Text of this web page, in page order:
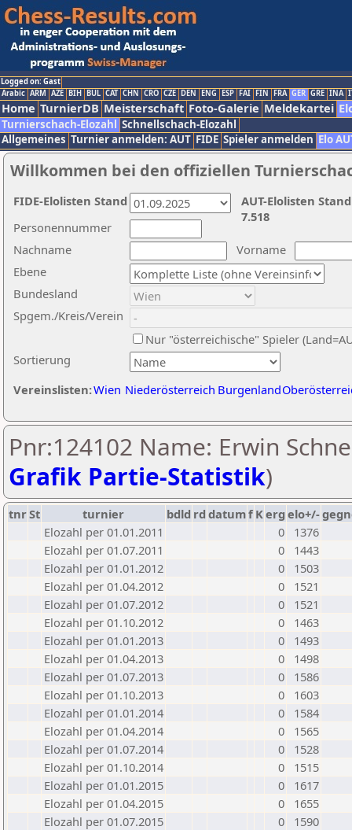
Logged on: Gast
Arabic ARM AZE BIH BUL CAT CHN CRO CZE DEN ENG ESP FAI FIN FRA GER GRE INA
Home TurnierDB Meisterschaft Foto-Galerie Meldekartei
Turnierschach-Elozahl Schnellschach-Elozahl
Allgemeines Turnier anmelden: AUT FIDE Spieler anmelden Elo
Willkommen bei den offiziellen
Nachname
Vorname
Ebene
Sortierung
Personennummer
Bundesland
Spgem./Kreis/Verein
Nur "österreichische" Spieler
Vereinslisten:Wien Niederösterreich Burgenland
AUT-Elolisten
7.518
FIDE-Elolisten Stand
Pnr:124102 Name: Erwin
Grafik Partie-Statistik)
tnrSt turnier bdld rd datumf Kerg elo+/-
Elozahl per 01.01.2011
0
1376
Elozahl per 01.07.2011
0
1443
Elozahl per 01.01.2012
0
1503
Elozahl per 01.04.2012
0
1521
Elozahl per 01.07.2012
0
1521
Elozahl per 01.10.2012
0
1463
Elozahl per 01.01.2013
0
1493
Elozahl per 01.04.2013
0
1498
Elozahl per 01.07.2013
0
1586
Elozahl per 01.10.2013
0
1603
Elozahl per 01.01.2014
0
1584
Elozahl per 01.04.2014
0
1565
Elozahl per 01.07.2014
0
1528
Elozahl per 01.10.2014
0
1515
Elozahl per 01.01.2015
0
1617
Elozahl per 01.04.2015
0
1655
Elozahl per 01.07.2015
0
1590